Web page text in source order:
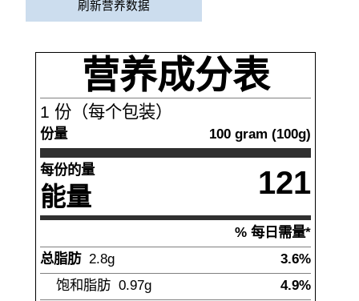
刷新营养数据
营养成分表
1 份（每个包装）
份量 100 gram (100g)
每份的量
能量 121
% 每日需量*
总脂肪 2.8g
3.6%
饱和脂肪 0.97g
4.9%